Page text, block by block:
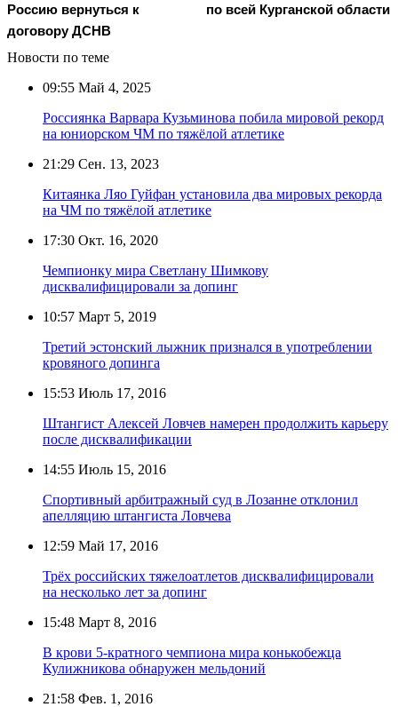
Россию вернуться к
договору ДСНВ
по всей Курганской области
Новости по теме
09:55 Май 4, 2025
Россиянка Варвара Кузьминова побила мировой рекорд
на юниорском ЧМ по тяжёлой атлетике
21:29 Сен. 13, 2023
Китаянка Ляо Гуйфан установила два мировых рекорда
на ЧМ по тяжёлой атлетике
17:30 Окт. 16, 2020
Чемпионку мира Светлану Шимкову
дисквалифицировали за допинг
10:57 Март 5, 2019
Третий эстонский лыжник признался в употреблении
кровяного допинга
15:53 Июль 17, 2016
Штангист Алексей Ловчев намерен продолжить карьеру
после дисквалификации
14:55 Июль 15, 2016
Спортивный арбитражный суд в Лозанне отклонил
апелляцию штангиста Ловчева
12:59 Май 17, 2016
Трёх российских тяжелоатлетов дисквалифицировали
на несколько лет за допинг
15:48 Март 8, 2016
В крови 5-кратного чемпиона мира конькобежца
Кулижникова обнаружен мельдоний
21:58 Фев. 1, 2016